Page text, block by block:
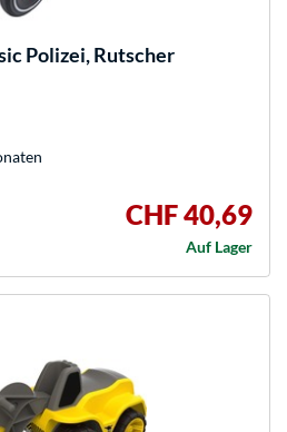
Polizei, Rutscher
CHF 40,69
Auf Lager